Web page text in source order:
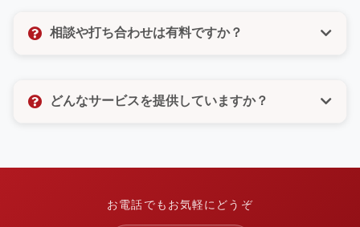
なども一切いたしませんので、ご安心ください。お客
相談や打ち合わせは有料ですか？
望をしっかりとお聞きし、最適なご提案をさせていた
どんなサービスを提供していますか？
を整理し、実行まで伴走します。
お電話でもお気軽にどうぞ